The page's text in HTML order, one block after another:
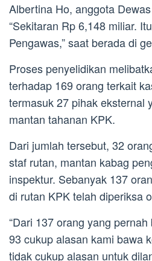
Albertina Ho, anggota
“Sekitaran Rp 6,148 miliar.
Pengawas,” saat berada di
Proses penyelidikan
terhadap 169 orang terkait
termasuk 27 pihak eksternal
mantan tahanan KPK.
Dari jumlah tersebut, 32
staf rutan, mantan kabag
inspektur. Sebanyak 137
di rutan KPK telah diperiksa
“Dari 137 orang yang
93 cukup alasan kami bawa
tidak cukup alasan untuk